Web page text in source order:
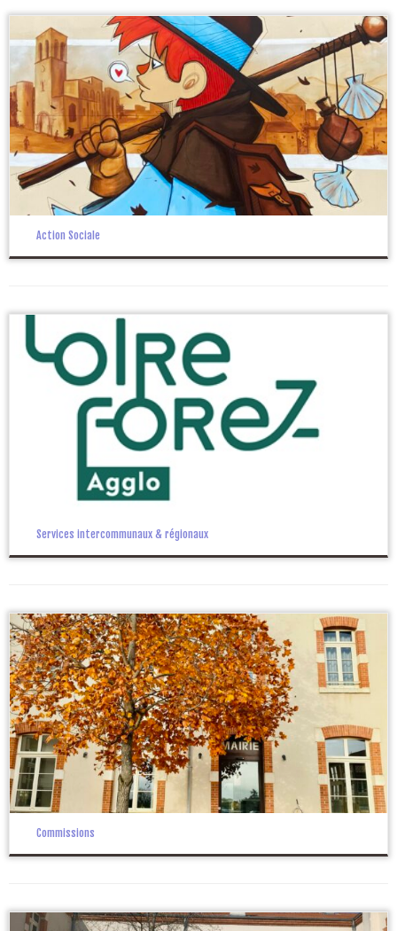
Action Sociale
Services intercommunaux & régionaux
Commissions